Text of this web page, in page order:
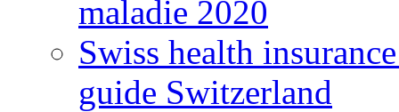
maladie 2020
Swiss health
guide Switzerland